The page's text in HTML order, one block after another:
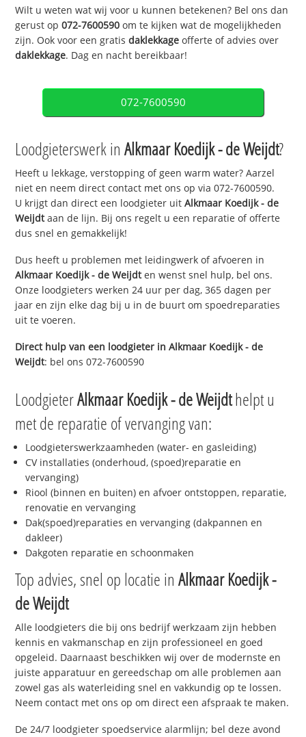
Wilt u weten wat wij voor u kunnen betekenen? Bel ons dan
gerust op072-7600590 om te kijken wat de mogelijkheden
zijn. Ook voor een gratisdaklekkage offerte of advies over
daklekkage. Dag en nacht bereikbaar!
072-7600590
Loodgieterswerk inAlkmaar Koedijk - de Weijdt?
Heeft u lekkage, verstopping of geen warm water? Aarzel
niet en neem direct contact met ons op via 072-7600590.
U krijgt dan direct een loodgieter uitAlkmaar Koedijk - de
Weijdtaan de lijn. Bij ons regelt u een reparatie of offerte
dus snel en gemakkelijk!
Dus heeft u problemen met leidingwerk of afvoeren in
Alkmaar Koedijk - de Weijdten wenst snel hulp, bel ons.
Onze loodgieters werken 24 uur per dag, 365 dagen per
jaar en zijn elke dag bij u in de buurt om spoedreparaties
uit te voeren.
Direct hulp van een loodgieter inAlkmaar Koedijk - de
Weijdt: bel ons 072-7600590
LoodgieterAlkmaar Koedijk - de Weijdthelpt u
met de reparatie of vervanging van:
Loodgieterswerkzaamheden (water- en gasleiding)
CV installaties (onderhoud, (spoed)reparatie en
vervanging)
Riool (binnen en buiten) en afvoer ontstoppen, reparatie,
renovatie en vervanging
Dak(spoed)reparaties en vervanging (dakpannen en
dakleer)
Dakgoten reparatie en schoonmaken
Top advies, snel op locatie inAlkmaar Koedijk -
de Weijdt
Alle loodgieters die bij ons bedrijf werkzaam zijn hebben
kennis en vakmanschap en zijn professioneel en goed
opgeleid. Daarnaast beschikken wij over de modernste en
juiste apparatuur en gereedschap om alle problemen aan
zowel gas als waterleiding snel en vakkundig op te lossen.
Neem contact met ons op om direct een afspraak te maken.
De 24/7 loodgieter spoedservice alarmlijn; bel deze avond